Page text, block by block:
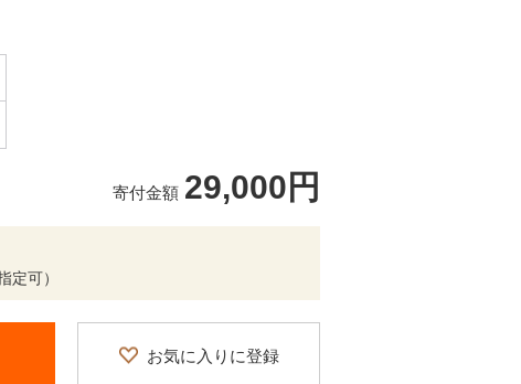
寄付金額 29,000円
定可）
お気に入りに登録